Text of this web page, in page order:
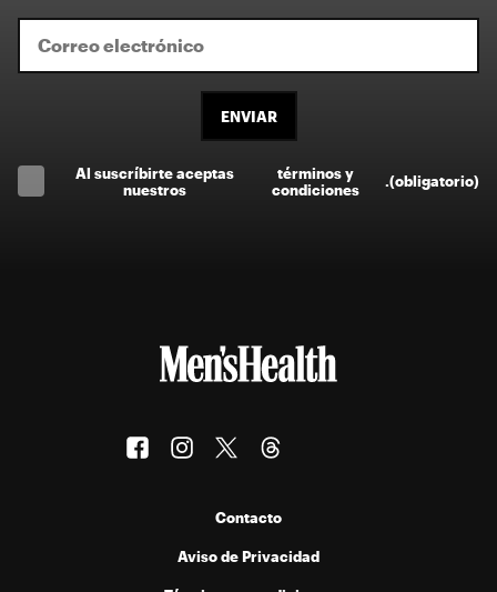
ENVIAR
Al suscríbirte aceptas
nuestros
términos y
condiciones
.(obligatorio)
Contacto
Aviso de Privacidad